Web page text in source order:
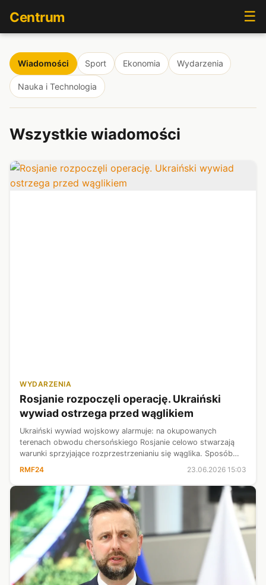
Centrum ☰
Wiadomości Sport Ekonomia Wydarzenia
Nauka i Technologia
Wszystkie wiadomości
WYDARZENIA
Rosjanie rozpoczęli operację. Ukraiński
wywiad ostrzega przed wąglikiem
Ukraiński wywiad wojskowy alarmuje: na okupowanych
terenach obwodu chersońskiego Rosjanie celowo stwarzają
warunki sprzyjające rozprzestrzenianiu się wąglika. Sposób
RMF24 23.06.2026 15:03